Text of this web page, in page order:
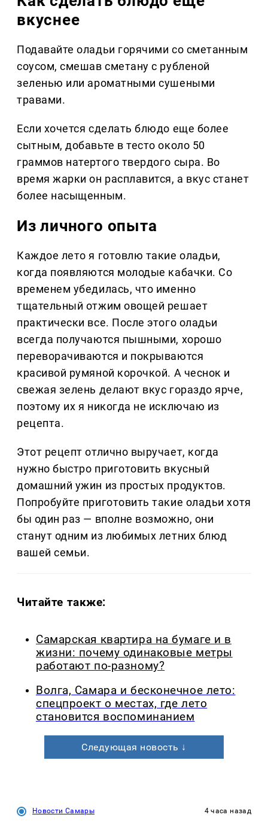
вкуснее
Подавайте оладьи горячими со сметанным
соусом, смешав сметану с рубленой
зеленью или ароматными сушеными
травами.
Если хочется сделать блюдо еще более
сытным, добавьте в тесто около 50
граммов натертого твердого сыра. Во
время жарки он расплавится, а вкус станет
более насыщенным.
Из личного опыта
Каждое лето я готовлю такие оладьи,
когда появляются молодые кабачки. Со
временем убедилась, что именно
тщательный отжим овощей решает
практически все. После этого оладьи
всегда получаются пышными, хорошо
переворачиваются и покрываются
красивой румяной корочкой. А чеснок и
свежая зелень делают вкус гораздо ярче,
поэтому их я никогда не исключаю из
рецепта.
Этот рецепт отлично выручает, когда
нужно быстро приготовить вкусный
домашний ужин из простых продуктов.
Попробуйте приготовить такие оладьи хотя
бы один раз — вполне возможно, они
станут одним из любимых летних блюд
вашей семьи.
Читайте также:
Самарская квартира на бумаге и в
жизни: почему одинаковые метры
работают по-разному?
Волга, Самара и бесконечное лето:
спецпроект о местах, где лето
становится воспоминанием
Следующая новость ↓
Новости Самары 4 часа назад